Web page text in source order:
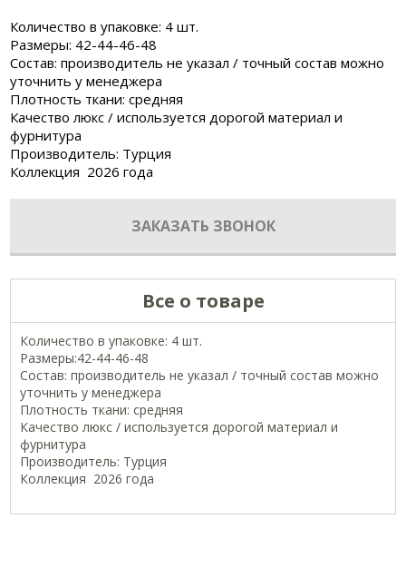
Количество в упаковке: 4 шт.
Размеры: 42-44-46-48
Состав: производитель не указал / точный состав можно
уточнить у менеджера
Плотность ткани: средняя
Качество люкс / используется дорогой материал и
фурнитура
Производитель: Турция
Коллекция 2026 года
ЗАКАЗАТЬ ЗВОНОК
Все о товаре
Количество в упаковке: 4 шт.
Размеры:42-44-46-48
Состав: производитель не указал / точный состав можно
уточнить у менеджера
Плотность ткани: средняя
Качество люкс / используется дорогой материал и
фурнитура
Производитель: Турция
Коллекция 2026 года